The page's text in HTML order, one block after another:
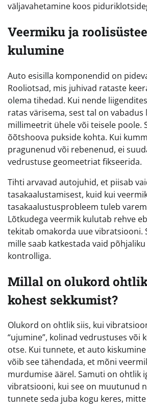
väljavahetamine koos
Veermiku ja
kulumine
Auto esisilla komponendid on
Rooliotsad, mis juhivad rataste
olema tihedad. Kui nende
ratas värisema, sest tal on vabadus
millimeetrit ühele või teisele poole.
õõtshoova pukside kohta. Kui
pragunenud või rebenenud, ei
vedrustuse geomeetriat fikseerida.
Tihti arvavad autojuhid, et piisab
tasakaalustamisest, kuid kui
tasakaalustusprobleem tuleb
Lõtkudega veermik kulutab rehve
tekitab omakorda uue vibratsiooni.
mille saab katkestada vaid
kontrolliga.
Millal on olukord
kohest sekkumist?
Olukord on ohtlik siis, kui
“ujumine”, kolinad vedrustuses või
otse. Kui tunnete, et auto
võib see tähendada, et mõni
murdumise äärel. Samuti on ohtlik
vibratsiooni, kui see on muutunud
tunnete seda juba kogu keres,